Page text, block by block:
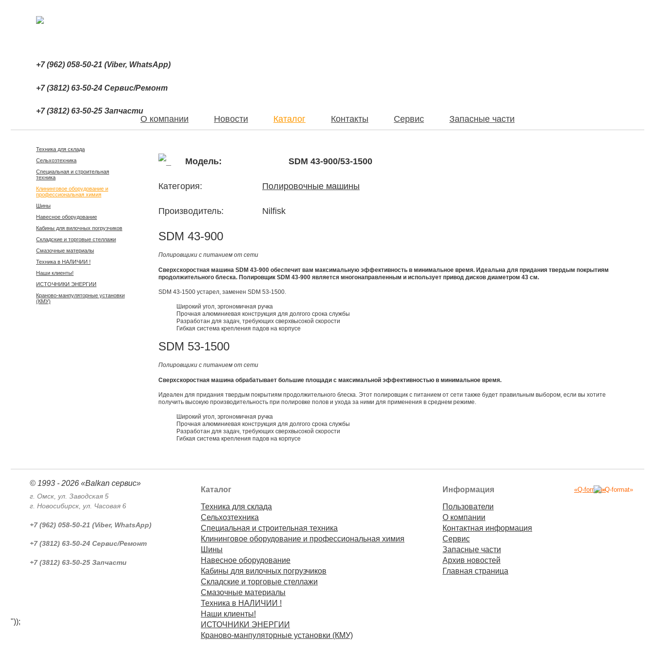
+7 (962) 058-50-21 (Viber, WhatsApp)
+7 (3812) 63-50-24 Сервис/Ремонт
+7 (3812) 63-50-25 Запчасти
О компании Новости Каталог Контакты Сервис Запасные части
Техника для склада
Сельхозтехника
Специальная и строительная
техника
Клининговое оборудование и
профессиональная химия
Шины
Навесное оборудование
Кабины для вилочных погрузчиков
Складские и торговые стеллажи
Смазочные материалы
Техника в НАЛИЧИИ !
Наши клиенты!
ИСТОЧНИКИ ЭНЕРГИИ
Краново-манпуляторные установки
(КМУ)
Модель: SDM 43-900/53-1500
Категория: Полировочные машины
Производитель: Nilfisk
SDM 43-900
Полировщики с питанием от сети
Сверхскоростная машина SDM 43-900 обеспечит вам максимальную эффективность в минимальное время. Идеальна для придания твердым покрытиям
продолжительного блеска. Полировщик SDM 43-900 является многонаправленным и использует привод дисков диаметром 43 см.
SDM 43-1500 устарел, заменен SDM 53-1500.
Широкий угол, эргономичная ручка
Прочная алюминиевая конструкция для долгого срока службы
Разработан для задач, требующих сверхвысокой скорости
Гибкая система крепления падов на корпусе
SDM 53-1500
Полировщики с питанием от сети
Сверхскоростная машина обрабатывает большие площади с максимальной эффективностью в минимальное время.
Идеален для придания твердым покрытиям продолжительного блеска. Этот полировщик с питанием от сети также будет правильным выбором, если вы хотите
получить высокую производительность при полировке полов и ухода за ними для применения в среднем режиме.
Широкий угол, эргономичная ручка
Прочная алюминиевая конструкция для долгого срока службы
Разработан для задач, требующих сверхвысокой скорости
Гибкая система крепления падов на корпусе
© 1993 - 2026 «Balkan сервис»
г. Омск, ул. Заводская 5
г. Новосибирск, ул. Часовая 6
+7 (962) 058-50-21 (Viber, WhatsApp)
+7 (3812) 63-50-24 Сервис/Ремонт
+7 (3812) 63-50-25 Запчасти
Каталог
Техника для склада
Сельхозтехника
Специальная и строительная техника
Клининговое оборудование и профессиональная химия
Шины
Навесное оборудование
Кабины для вилочных погрузчиков
Складские и торговые стеллажи
Смазочные материалы
Техника в НАЛИЧИИ !
Наши клиенты!
ИСТОЧНИКИ ЭНЕРГИИ
Краново-манпуляторные установки (КМУ)
Информация
Пользователи
О компании
Контактная информация
Сервис
Запасные части
Архив новостей
Главная страница
«Q-format»
"));